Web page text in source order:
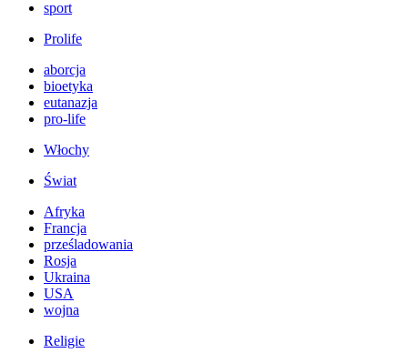
sport
Prolife
aborcja
bioetyka
eutanazja
pro-life
Włochy
Świat
Afryka
Francja
prześladowania
Rosja
Ukraina
USA
wojna
Religie